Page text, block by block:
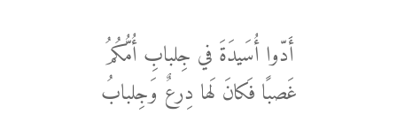
أَدّوا أُسَيدَةَ في جِلبابِ أُمُّكُمُ
غَصبًا فَكانَ لَها دِرعٌ وَجِلبابُ